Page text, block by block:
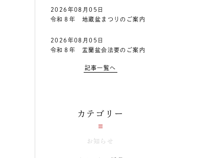
2026年08月05日
令和８年 地蔵盆まつりのご案内
2026年08月05日
令和８年 盂蘭盆会法要のご案内
記事一覧へ
カテゴリー
お知らせ